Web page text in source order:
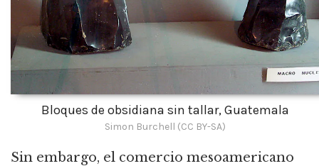
Bloques de obsidiana sin tallar, Guatemala
Simon Burchell (CC BY-SA)
Sin embargo, el comercio mesoamericano